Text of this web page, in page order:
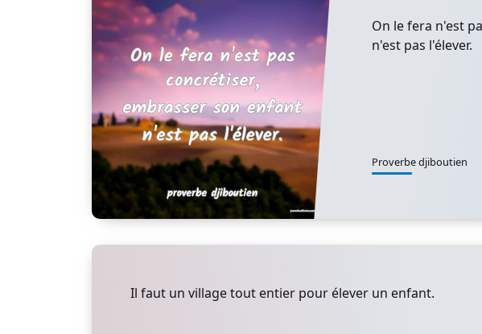
On le fera n'est
n'est pas l'élever.
Proverbe djiboutien
Il faut un village tout entier pour élever un enfant.